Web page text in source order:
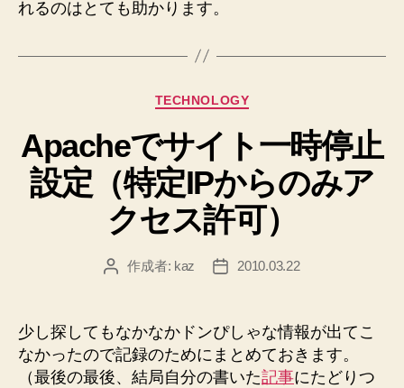
れるのはとても助かります。
カ
ゴ
リ
ー
TECHNOLOGY
Apacheでサイト一時停止
設定（特定IPからのみア
クセス許可）
投
作成者: kaz
投
2010.03.22
少し探してもなかなかドンぴしゃな情報が出てこ
なかったので記録のためにまとめておきます。
（最後の最後、結局自分の書いた記事にたどりつ